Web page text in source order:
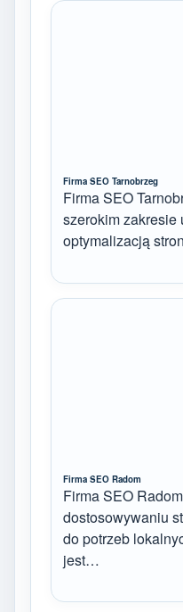
Firma SEO Tarnobrzeg
Firma SEO
szerokim zakresie
optymalizacją
Firma SEO Radom
Firma SEO
dostosowywaniu
do potrzeb
jest…